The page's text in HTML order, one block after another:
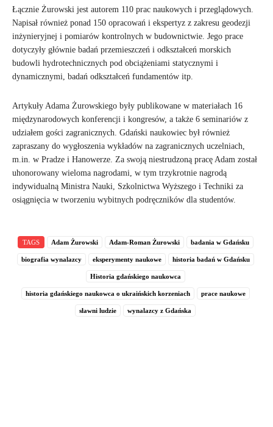
Łącznie Żurowski jest autorem 110 prac naukowych i przeglądowych.
Napisał również ponad 150 opracowań i ekspertyz z zakresu geodezji
inżynieryjnej i pomiarów kontrolnych w budownictwie. Jego prace
dotyczyły głównie badań przemieszczeń i odkształceń morskich
budowli hydrotechnicznych pod obciążeniami statycznymi i
dynamicznymi, badań odkształceń fundamentów itp.
Artykuły Adama Żurowskiego były publikowane w materiałach 16
międzynarodowych konferencji i kongresów, a także 6 seminariów z
udziałem gości zagranicznych. Gdański naukowiec był również
zapraszany do wygłoszenia wykładów na zagranicznych uczelniach,
m.in. w Pradze i Hanowerze. Za swoją niestrudzoną pracę Adam został
uhonorowany wieloma nagrodami, w tym trzykrotnie nagrodą
indywidualną Ministra Nauki, Szkolnictwa Wyższego i Techniki za
osiągnięcia w tworzeniu wybitnych podręczników dla studentów.
TAGS Adam Żurowski Adam-Roman Żurowski badania w Gdańsku
biografia wynalazcy eksperymenty naukowe historia badań w Gdańsku
Historia gdańskiego naukowca
historia gdańskiego naukowca o ukraińskich korzeniach prace naukowe
sławni ludzie wynalazcy z Gdańska